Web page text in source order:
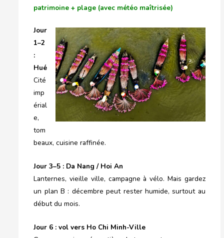
patrimoine + plage (avec météo maîtrisée)
Jour
1–2
:
Hué
Cité
imp
érial
e,
tom
beaux, cuisine raffinée.
Jour 3–5 : Da Nang / Hoi An
Lanternes, vieille ville, campagne à vélo. Mais gardez
un plan B : décembre peut rester humide, surtout au
début du mois.
Jour 6 : vol vers Ho Chi Minh-Ville